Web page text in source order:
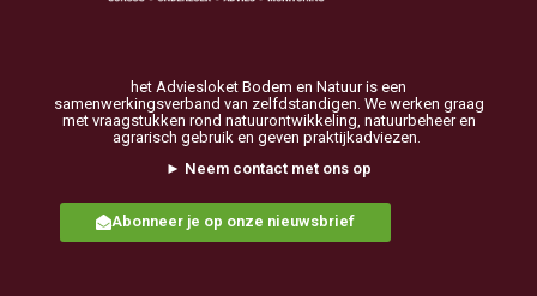
het Adviesloket Bodem en Natuur is een
samenwerkingsverband van zelfdstandigen. We werken graag
met vraagstukken rond natuurontwikkeling, natuurbeheer en
agrarisch gebruik en geven praktijkadviezen.
► Neem contact met ons op
Abonneer je op onze nieuwsbrief